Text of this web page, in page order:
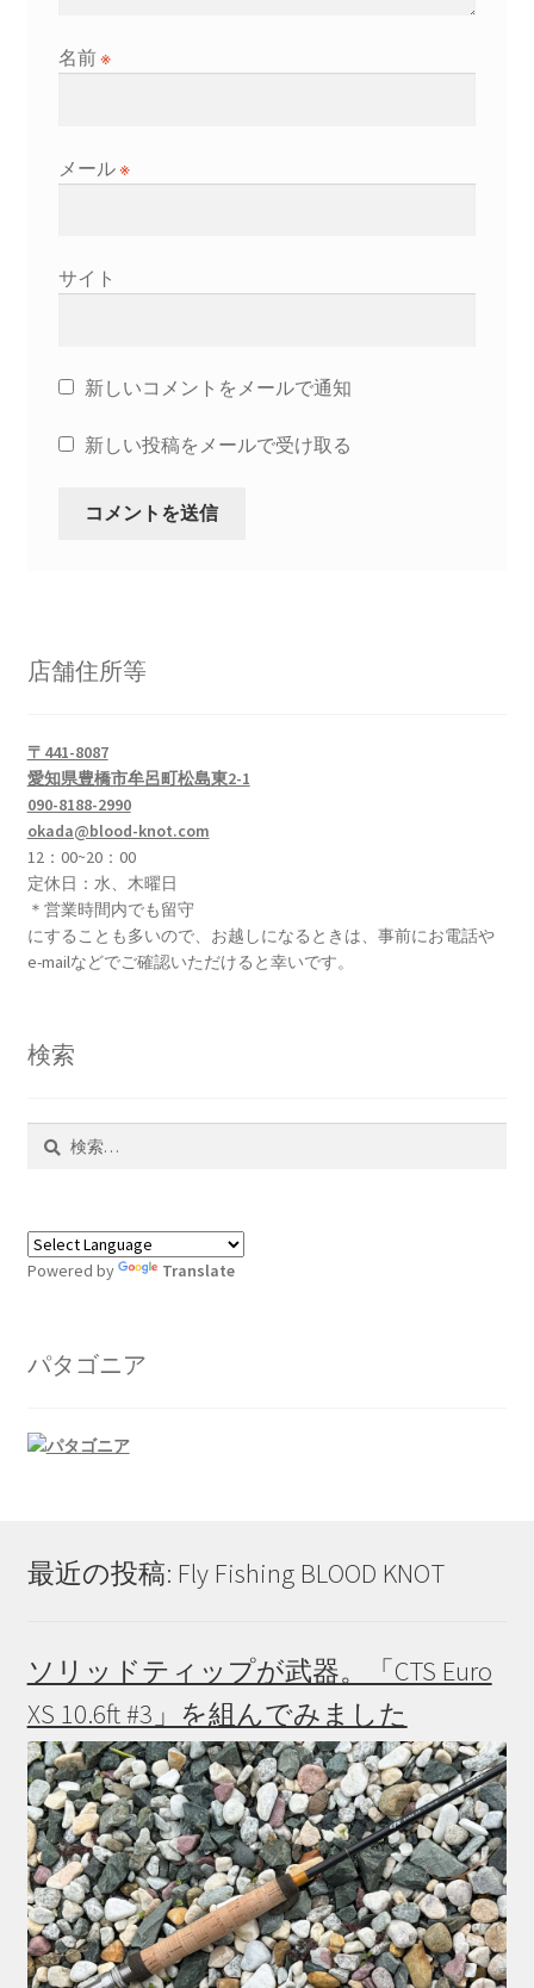
名前※
メール※
サイト
新しいコメントをメールで通知
新しい投稿をメールで受け取る
店舗住所等
〒441-8087
愛知県豊橋市牟呂町松島東2-1
090-8188-2990
okada@blood-knot.com
12：00~20：00
定休日：水、木曜日
＊営業時間内でも留守
にすることも多いので、お越しになるときは、事前にお電話や
e-mailなどでご確認いただけると幸いです。
検索
Powered by Translate
パタゴニア
最近の投稿: Fly Fishing BLOOD KNOT
ソリッドティップが武器。「CTS Euro
XS 10.6ft #3」を組んでみました